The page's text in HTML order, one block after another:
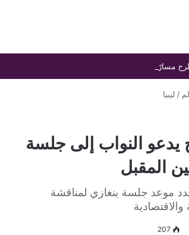
مسارًا جديدًا لإنهاء الانسداد السياسي في ليبيا
/ ليبيا
يدعو النواب إلى جلسة
المقبل
موعد جلسة بنغازي لمناقشة
207